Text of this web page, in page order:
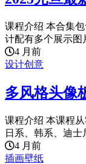
课程介绍 本合集
计配有多个展示图
4 月前
设计创意
多风格头像
课程介绍 本课程
日系、韩系、迪士
4 月前
插画壁纸